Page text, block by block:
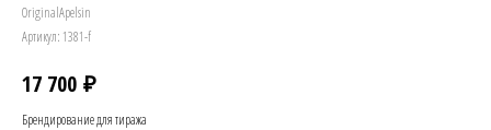
OriginalApelsin
Артикул: 1381-f
17 700 ₽
Брендирование для тиража